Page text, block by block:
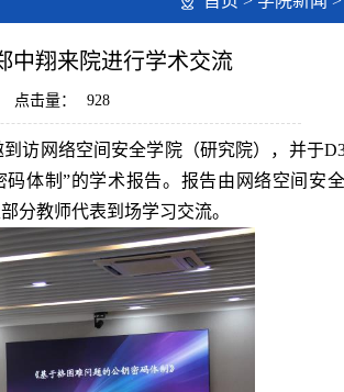
中翔来院进行学术交流
点击量： 928
访网络空间安全学院（研究院），并于
体制”的学术报告。报告由网络空间安
分教师代表到场学习交流。